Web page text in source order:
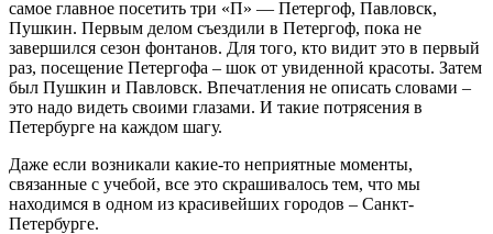
самое главное посетить три «П» — Петергоф, Павловск,
Пушкин. Первым делом съездили в Петергоф, пока не
завершился сезон фонтанов. Для того, кто видит это в первый
раз, посещение Петергофа – шок от увиденной красоты. Затем
был Пушкин и Павловск. Впечатления не описать словами –
это надо видеть своими глазами. И такие потрясения в
Петербурге на каждом шагу.
Даже если возникали какие-то неприятные моменты,
связанные с учебой, все это скрашивалось тем, что мы
находимся в одном из красивейших городов – Санкт-
Петербурге.